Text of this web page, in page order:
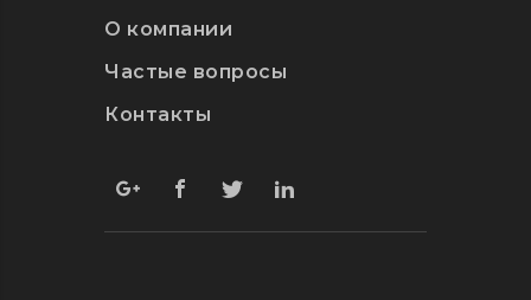
О компании
Частые вопросы
Контакты